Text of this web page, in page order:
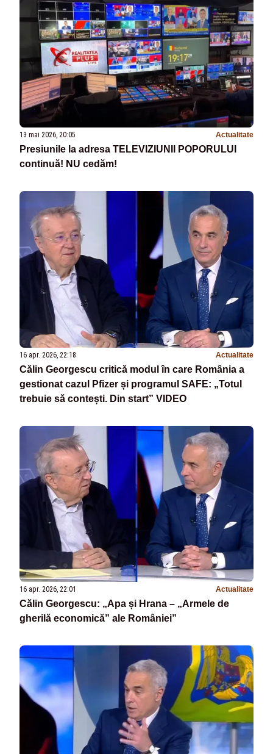
13 mai 2026, 20:05 Actualitate
Presiunile la adresa TELEVIZIUNII POPORULUI
continuă! NU cedăm!
16 apr. 2026, 22:18 Actualitate
Călin Georgescu critică modul în care România a
gestionat cazul Pfizer și programul SAFE: „Totul
trebuie să contești. Din start” VIDEO
16 apr. 2026, 22:01 Actualitate
Călin Georgescu: „Apa și Hrana – „Armele de
gherilă economică” ale României”